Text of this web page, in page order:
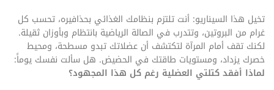
تخيل هذا السيناريو: أنت تلتزم بنظامك الغذائي بحذافيره، تحسب كل
غرام من البروتين، وتتدرب في الصالة الرياضية بانتظام وبأوزان ثقيلة.
لكنك تقف أمام المرآة لتكتشف أن عضلاتك تبدو مسطحة، ومحيط
خصرك يزداد، ومستويات طاقتك في الحضيض. هل سألت نفسك يوماً:
لماذا أفقد كتلتي العضلية رغم كل هذا المجهود؟